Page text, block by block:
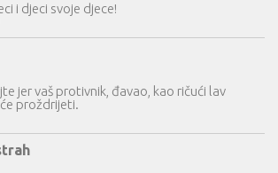
i djeci svoje djece!
jer vaš protivnik, đavao, kao ričući lav
proždrijeti.